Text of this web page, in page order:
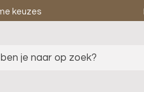
keuzes
je naar op zoek?